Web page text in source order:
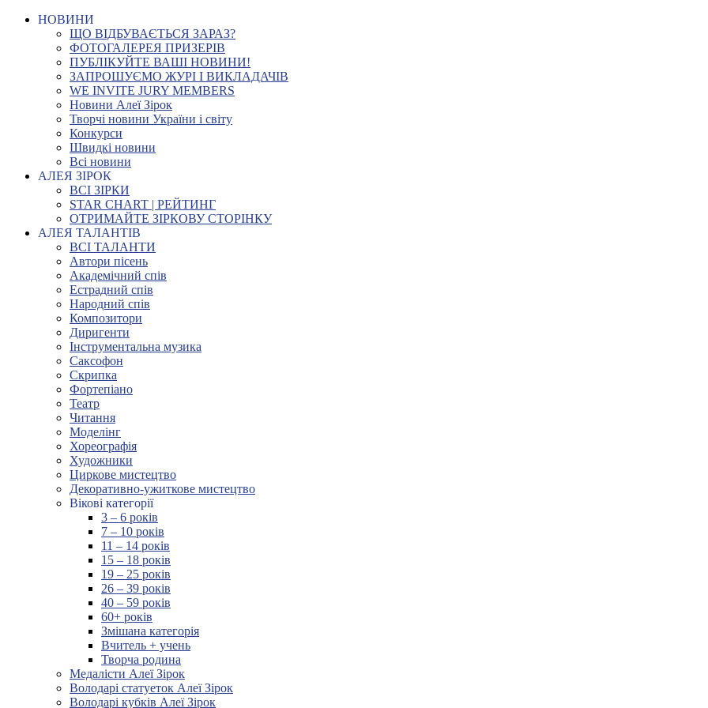
НОВИНИ
ЩО ВІДБУВАЄТЬСЯ ЗАРАЗ?
ФОТОГАЛЕРЕЯ ПРИЗЕРІВ
ПУБЛІКУЙТЕ ВАШІ НОВИНИ!
ЗАПРОШУЄМО ЖУРІ І ВИКЛАДАЧІВ
WE INVITE JURY MEMBERS
Новини Алеї Зірок
Творчі новини України і світу
Конкурси
Швидкі новини
Всі новини
АЛЕЯ ЗІРОК
ВСІ ЗІРКИ
STAR CHART | РЕЙТИНГ
ОТРИМАЙТЕ ЗІРКОВУ СТОРІНКУ
АЛЕЯ ТАЛАНТІВ
ВСІ ТАЛАНТИ
Автори пісень
Академічний спів
Естрадний спів
Народний спів
Композитори
Диригенти
Інструментальна музика
Саксофон
Скрипка
Фортепіано
Театр
Читання
Моделінг
Хореографія
Художники
Циркове мистецтво
Декоративно-ужиткове мистецтво
Вікові категорії
3 – 6 років
7 – 10 років
11 – 14 років
15 – 18 років
19 – 25 років
26 – 39 років
40 – 59 років
60+ років
Змішана категорія
Вчитель + учень
Творча родина
Медалісти Алеї Зірок
Володарі статуеток Алеї Зірок
Володарі кубків Алеї Зірок